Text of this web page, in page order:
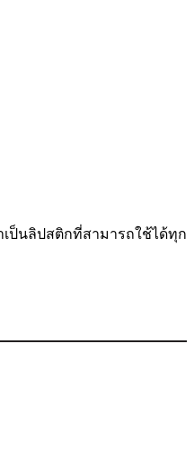
ป็นลิปสติกที่สามารถใช้ได้ทุก